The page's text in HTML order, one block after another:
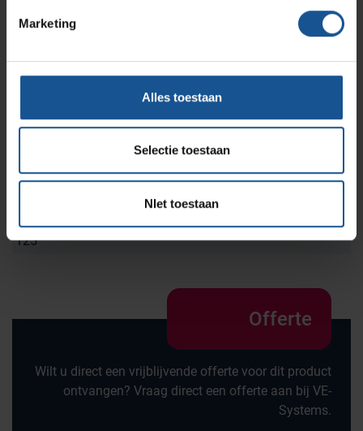
Marketing
Alles toestaan
Selectie toestaan
NIet toestaan
Ziekenhuizen en klinieken, Zorginstellingen
Breedte
Hammerlit
125
Offerte
Wilt u direct een vrijblijvende offerte voor dit product
ontvangen? Vraag direct een offerte aan bij VE-
Systems.